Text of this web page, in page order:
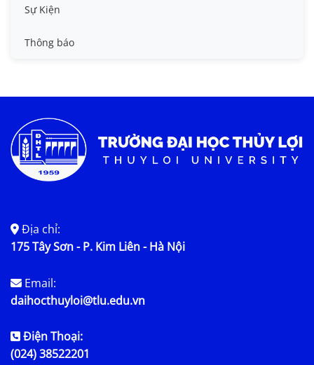
Tin công tác sinh viên
Tin đào tạo
Tin tức chung
Sự Kiện
Thông báo
Địa chỉ:
175 Tây Sơn - P. Kim Liên - Hà Nội
Email:
daihocthuyloi@tlu.edu.vn
Điện Thoại:
(024) 38522201